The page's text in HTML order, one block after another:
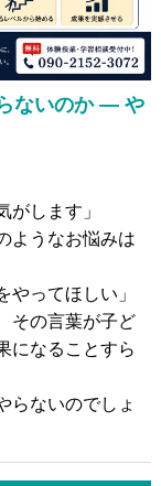
ないのか ― や
がします」
ようなお悩みは
ってほしい」
その言葉が子ど
になることすら
らないのでしょ